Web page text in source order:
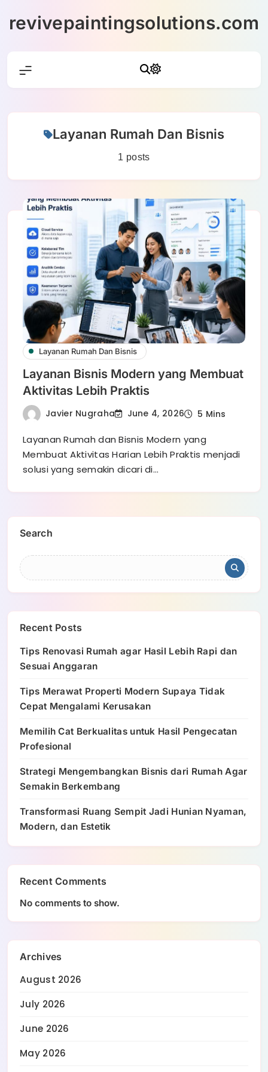
revivepaintingsolutions.com
Layanan Rumah Dan Bisnis
1 posts
Layanan Rumah Dan Bisnis
Layanan Bisnis Modern yang Membuat
Aktivitas Lebih Praktis
Javier Nugraha June 4, 2026 5 Mins
Layanan Rumah dan Bisnis Modern yang
Membuat Aktivitas Harian Lebih Praktis menjadi
solusi yang semakin dicari di…
Search
Recent Posts
Tips Renovasi Rumah agar Hasil Lebih Rapi dan
Sesuai Anggaran
Tips Merawat Properti Modern Supaya Tidak
Cepat Mengalami Kerusakan
Memilih Cat Berkualitas untuk Hasil Pengecatan
Profesional
Strategi Mengembangkan Bisnis dari Rumah Agar
Semakin Berkembang
Transformasi Ruang Sempit Jadi Hunian Nyaman,
Modern, dan Estetik
Recent Comments
No comments to show.
Archives
August 2026
July 2026
June 2026
May 2026